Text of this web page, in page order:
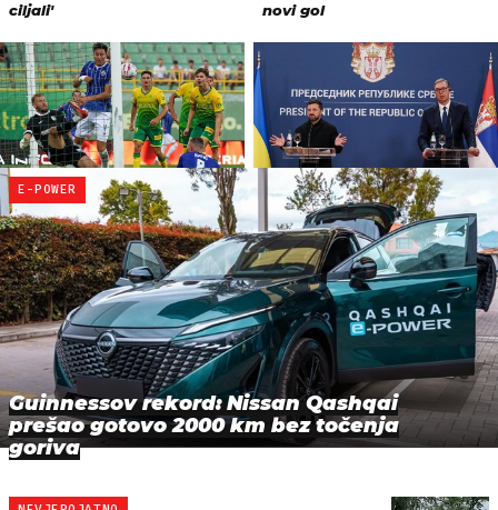
E-POWER
Guinnessov rekord: Nissan Qashqai
prešao gotovo 2000 km bez točenja
goriva